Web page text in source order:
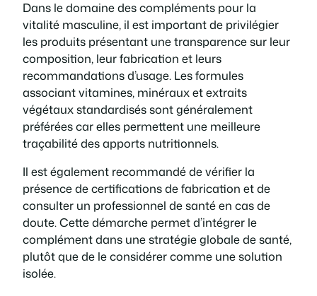
Dans le domaine des compléments pour la
vitalité masculine, il est important de privilégier
les produits présentant une transparence sur leur
composition, leur fabrication et leurs
recommandations d’usage. Les formules
associant vitamines, minéraux et extraits
végétaux standardisés sont généralement
préférées car elles permettent une meilleure
traçabilité des apports nutritionnels.
Il est également recommandé de vérifier la
présence de certifications de fabrication et de
consulter un professionnel de santé en cas de
doute. Cette démarche permet d’intégrer le
complément dans une stratégie globale de santé,
plutôt que de le considérer comme une solution
isolée.